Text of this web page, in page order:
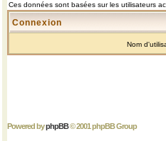
Ces données sont basées sur les utilisateurs
Connexion
Nom
Powered byphpBB© 2001 phpBB Group